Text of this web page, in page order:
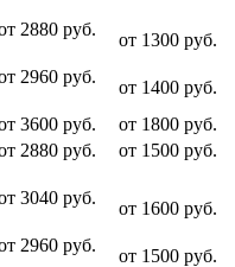
2880 руб.
от 1300 руб.
2960 руб.
от 1400 руб.
3600 руб.
от 1800 руб.
2880 руб. от 1500 руб.
3040 руб.
от 1600 руб.
2960 руб.
от 1500 руб.